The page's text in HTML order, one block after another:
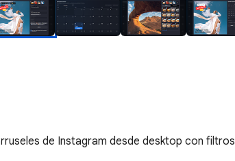
de Instagram desde desktop con